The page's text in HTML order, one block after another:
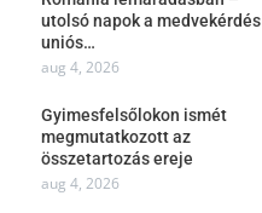
utolsó napok a medvekérdés
uniós…
aug 4, 2026
Gyimesfelsőlokon ismét
megmutatkozott az
összetartozás ereje
aug 4, 2026